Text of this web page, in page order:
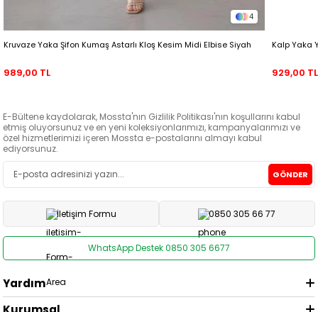
4
Kruvaze Yaka Şifon Kumaş Astarlı Kloş Kesim Midi Elbise Siyah
989,00 TL
Kalp Yaka
929,00 TL
E-Bültene kaydolarak, Mossta'nın Gizlilik Politikası'nın koşullarını kabul
etmiş oluyorsunuz ve en yeni koleksiyonlarımızı, kampanyalarımızı ve
özel hizmetlerimizi içeren Mossta e-postalarını almayı kabul
ediyorsunuz.
GÖNDER
İletişim Formu 0850 305 66 77
WhatsApp Destek 0850 305 6677
Yardım